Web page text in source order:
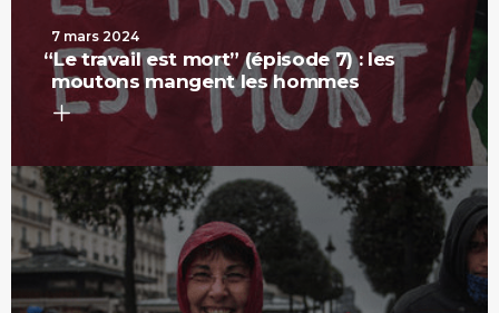
7 mars 2024
“Le travail est mort” (épisode 7) : les
moutons mangent les hommes